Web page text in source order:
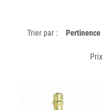
Trier par : Pertinence
Prix